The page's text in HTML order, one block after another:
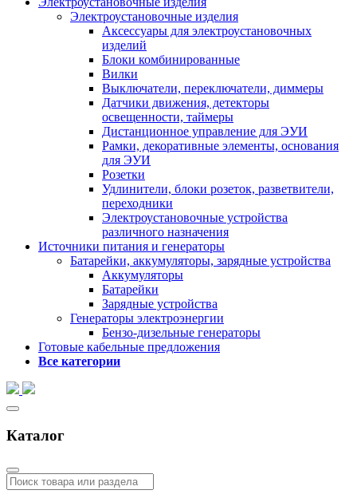
Электроустановочные изделия
Аксессуары для электроустановочных
изделий
Блоки комбинированные
Вилки
Выключатели, переключатели, диммеры
Датчики движения, детекторы
освещенности, таймеры
Дистанционное управление для ЭУИ
Рамки, декоративные элементы, основания
для ЭУИ
Розетки
Удлинители, блоки розеток, разветвители,
переходники
Электроустановочные устройства
различного назначения
Источники питания и генераторы
Батарейки, аккумуляторы, зарядные устройства
Аккумуляторы
Батарейки
Зарядные устройства
Генераторы электроэнергии
Бензо-дизельные генераторы
Готовые кабельные предложения
Все категории
Каталог